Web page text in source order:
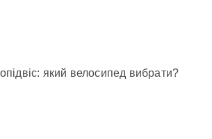
який велосипед вибрати?